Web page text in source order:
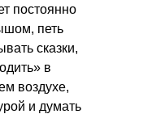
постоянно
петь
сказки,
в
воздухе,
и думать